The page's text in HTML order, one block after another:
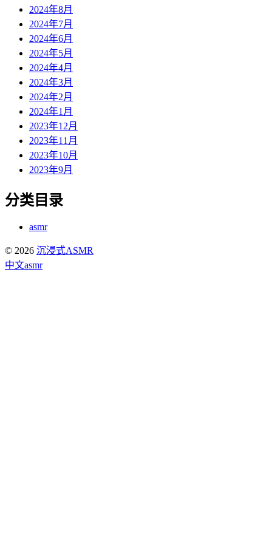
2024年8月
2024年7月
2024年6月
2024年5月
2024年4月
2024年3月
2024年2月
2024年1月
2023年12月
2023年11月
2023年10月
2023年9月
分类目录
asmr
© 2026 沉浸式ASMR
中文asmr